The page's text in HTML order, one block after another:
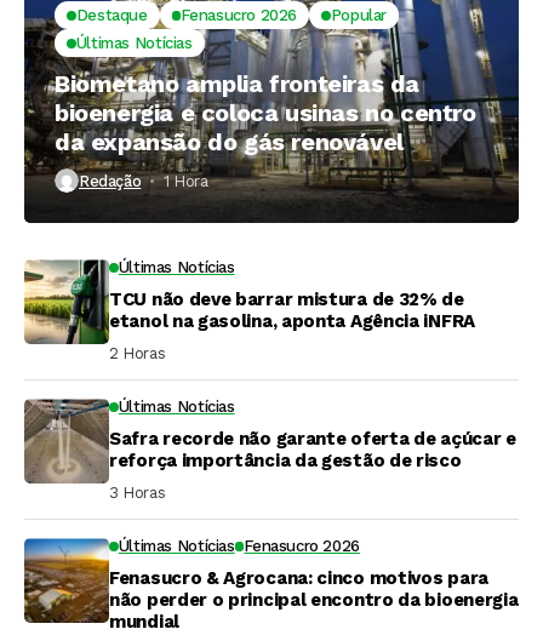
Destaque Fenasucro 2026
Popular
Últimas Notícias
Biometano amplia fronteiras da
bioenergia e coloca usinas no centro
da expansão do gás renovável
Redação 1 Hora ⁮
Últimas Notícias
TCU não deve barrar mistura de 32% de
etanol na gasolina, aponta Agência iNFRA
2 Horas ⁮
Últimas Notícias
Safra recorde não garante oferta de açúcar e
reforça importância da gestão de risco
3 Horas ⁮
Últimas Notícias Fenasucro 2026
Fenasucro & Agrocana: cinco motivos para
não perder o principal encontro da bioenergia
mundial